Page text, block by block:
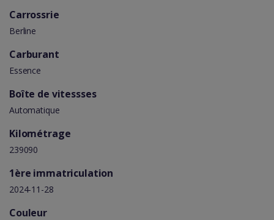
Carrossrie
Berline
Carburant
Essence
Boîte de vitessses
Automatique
Kilométrage
239090
1ère immatriculation
2024-11-28
Couleur